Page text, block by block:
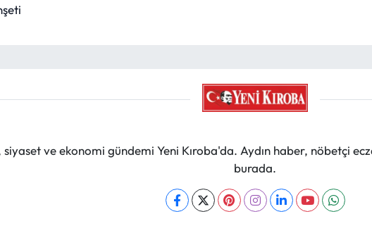
ve ekonomi gündemi Yeni Kıroba'da. Aydın haber, nöbetçi
burada.